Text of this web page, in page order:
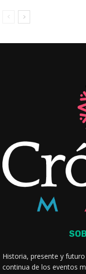
Historia, presente y
continua de los eventos